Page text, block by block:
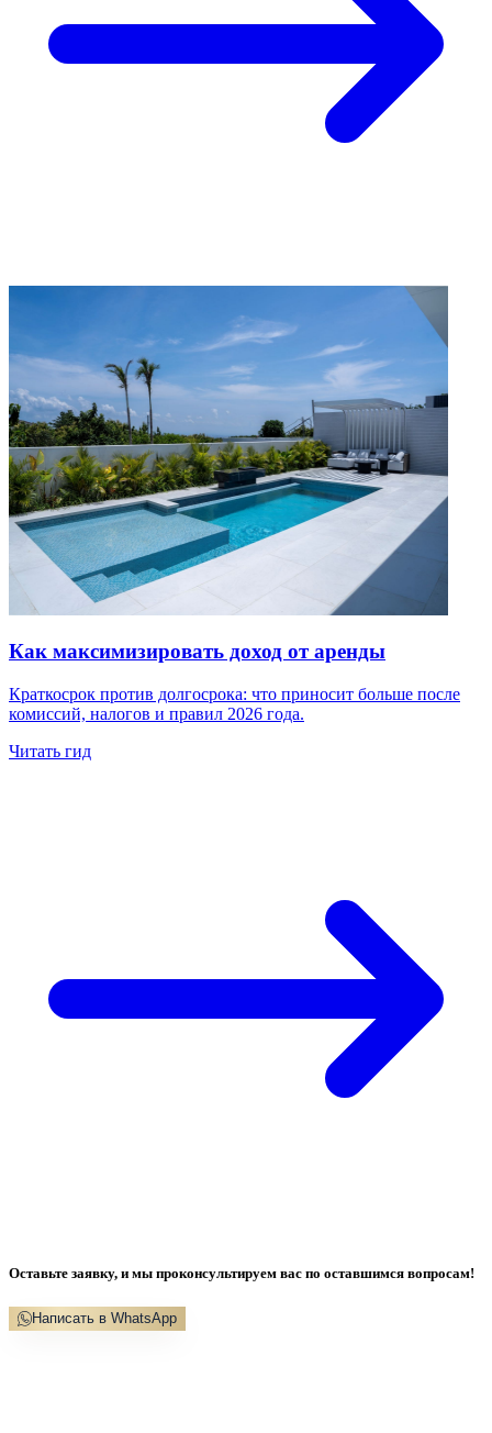
Как максимизировать доход от аренды
Краткосрок против долгосрока: что приносит больше после
комиссий, налогов и правил 2026 года.
Читать гид
Оставьте заявку, и мы проконсультируем вас по оставшимся вопросам!
Написать в WhatsApp